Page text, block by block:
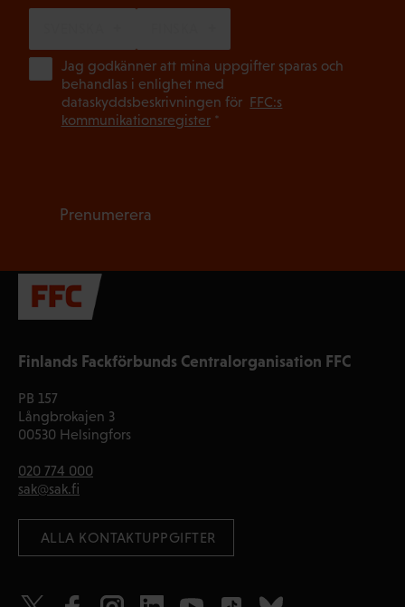
Finlands Fackförbunds Centralorganisation FFC
PB 157
Långbrokajen 3
00530 Helsingfors
020 774 000
sak@sak.fi
ALLA KONTAKTUPPGIFTER
Jag godkänner att mina uppgifter sparas och
behandlas i enlighet med
dataskyddsbeskrivningen för FFC:s
kommunikationsregister*
Prenumerera